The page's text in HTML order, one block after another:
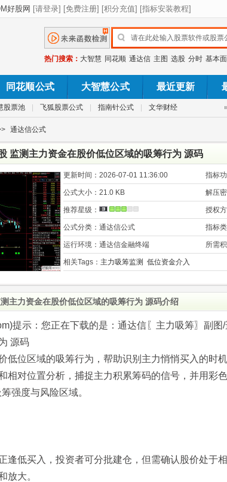
热门搜索： 大智慧 同花顺 通达信 主图 选股 分时 基本面
同花顺公式 大智慧公式 最近更新
股票池 飞狐股票公式 指南针公式 文华财经
通达信公式
监测主力资金在股价低位区域的吸筹行为 源码
更新时间： 2026-07-01 11:36:00 指标功
公式大小： 21.0 KB 解压密
推荐星级： 授权方
公式分类： 通达信公式 指标类
运行环境： 通达信金融终端 所需积
相关Tags： 主力吸筹监测 低位资金介入
主力资金在股价低位区域的吸筹行为 源码介绍
提示：您正在下载的是：通达信〖主力吸筹〗副图
源码
低位区域的吸筹行为，帮助识别主力悄悄买入的时
相对位置分析，捕捉主力积累筹码的信号，并用彩
强度与风险区域。
逢低买入，投资者可分批建仓，但需确认股价处于
放大。